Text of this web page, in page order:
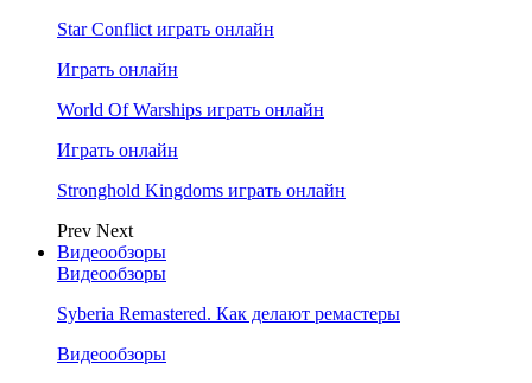
Star Conflict играть онлайн
Играть онлайн
World Of Warships играть онлайн
Играть онлайн
Stronghold Kingdoms играть онлайн
Prev Next
Видеообзоры
Видеообзоры
Syberia Remastered. Как делают ремастеры
Видеообзоры